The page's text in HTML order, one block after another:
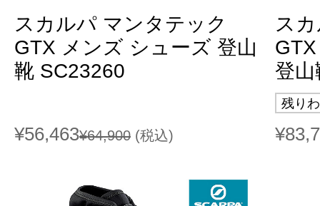
スカルパ マンタテック
GTX メンズ シューズ 登山
靴 SC23260
¥56,463¥64,900 (税込)
ス
登
残り